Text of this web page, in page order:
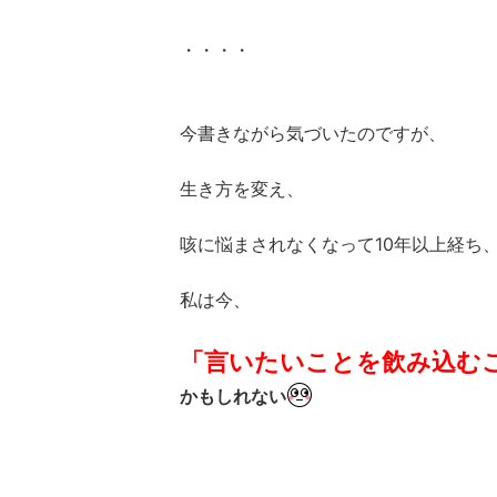
・・・・
今書きながら気づいたのですが、
生き方を変え、
咳に悩まされなくなって10年以上経ち、
私は今、
「言いたいことを飲み込む
かもしれない